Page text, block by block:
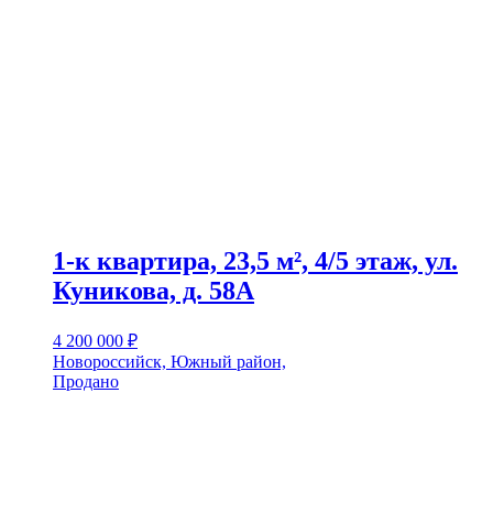
1-к квартира, 23,5 м², 4/5 этаж, ул.
Куникова, д. 58А
4 200 000 ₽
Новороссийск, Южный район,
Продано